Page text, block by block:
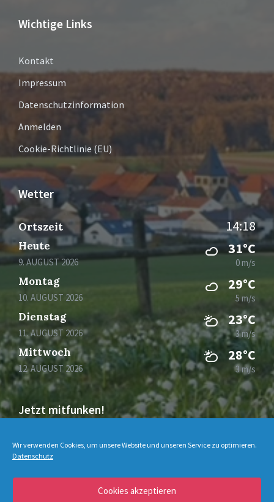
Wir verwenden Cookies, um unsere Website und unseren Service zu optimieren.
Datenschutz
Cookies akzeptieren
Wichtige Links
Kontakt
Impressum
Datenschutzinformation
Anmelden
Cookie-Richtlinie (EU)
Wetter
Ortszeit 14:18
Heute
9. AUGUST 2026
31°C
0 m/s
Montag
10. AUGUST 2026
29°C
5 m/s
Dienstag
11. AUGUST 2026
23°C
3 m/s
Mittwoch
12. AUGUST 2026
28°C
3 m/s
Jetzt mitfunken!
Bleiben Sie auch unterwegs immer auf dem
Laufenden mit DorfFunk!
Jetzt laden für iOS & Android